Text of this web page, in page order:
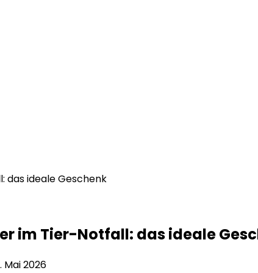
das ideale Geschenk
im Tier-Notfall: das ideale
Mai 2026